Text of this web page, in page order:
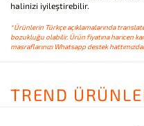
halinizi iyileştirebilir.
*Ürünlerin Türkçe açıklamalarında translate
bozukluğu olabilir. Ürün fiyatına haricen
masraflarınızı Whatsapp destek
TREND